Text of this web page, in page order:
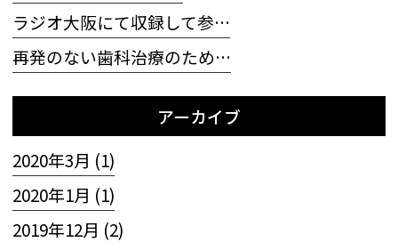
ラジオ大阪にて収録して参…
再発のない歯科治療のため…
アーカイブ
2020年3月 (1)
2020年1月 (1)
2019年12月 (2)